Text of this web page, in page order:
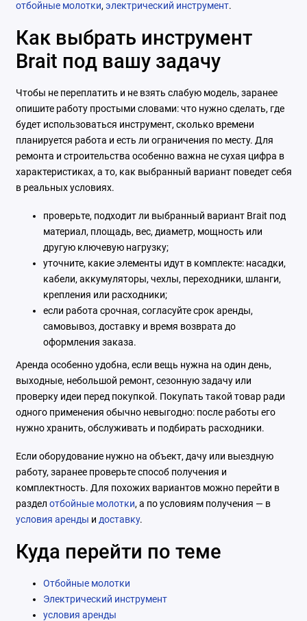
отбойные молотки, электрический инструмент.
Как выбрать инструмент
Brait под вашу задачу
Чтобы не переплатить и не взять слабую модель, заранее
опишите работу простыми словами: что нужно сделать, где
будет использоваться инструмент, сколько времени
планируется работа и есть ли ограничения по месту. Для
ремонта и строительства особенно важна не сухая цифра в
характеристиках, а то, как выбранный вариант поведет себя
в реальных условиях.
проверьте, подходит ли выбранный вариант Brait под
материал, площадь, вес, диаметр, мощность или
другую ключевую нагрузку;
уточните, какие элементы идут в комплекте: насадки,
кабели, аккумуляторы, чехлы, переходники, шланги,
крепления или расходники;
если работа срочная, согласуйте срок аренды,
самовывоз, доставку и время возврата до
оформления заказа.
Аренда особенно удобна, если вещь нужна на один день,
выходные, небольшой ремонт, сезонную задачу или
проверку идеи перед покупкой. Покупать такой товар ради
одного применения обычно невыгодно: после работы его
нужно хранить, обслуживать и подбирать расходники.
Если оборудование нужно на объект, дачу или выездную
работу, заранее проверьте способ получения и
комплектность. Для похожих вариантов можно перейти в
раздел отбойные молотки, а по условиям получения — в
условия аренды и доставку.
Куда перейти по теме
Отбойные молотки
Электрический инструмент
условия аренды